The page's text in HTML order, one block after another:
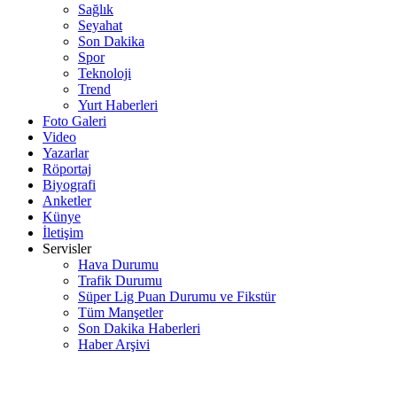
Sağlık
Seyahat
Son Dakika
Spor
Teknoloji
Trend
Yurt Haberleri
Foto Galeri
Video
Yazarlar
Röportaj
Biyografi
Anketler
Künye
İletişim
Servisler
Hava Durumu
Trafik Durumu
Süper Lig Puan Durumu ve Fikstür
Tüm Manşetler
Son Dakika Haberleri
Haber Arşivi